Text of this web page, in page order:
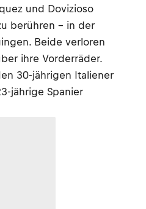
und Dovizioso
berühren – in der
Beide verloren
ihre Vorderräder.
30-jährigen Italiener
jährige Spanier